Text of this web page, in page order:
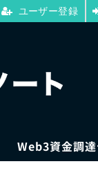
Web3資金調
ユーザー登録